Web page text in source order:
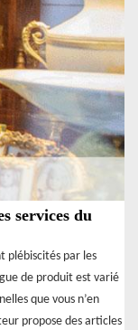
services du
plébiscités par les
de produit est varié
que vous n’en
propose des articles